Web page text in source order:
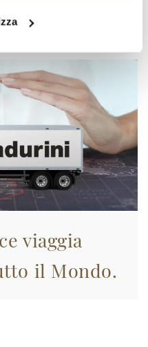
subito!
viaggia
il Mondo.